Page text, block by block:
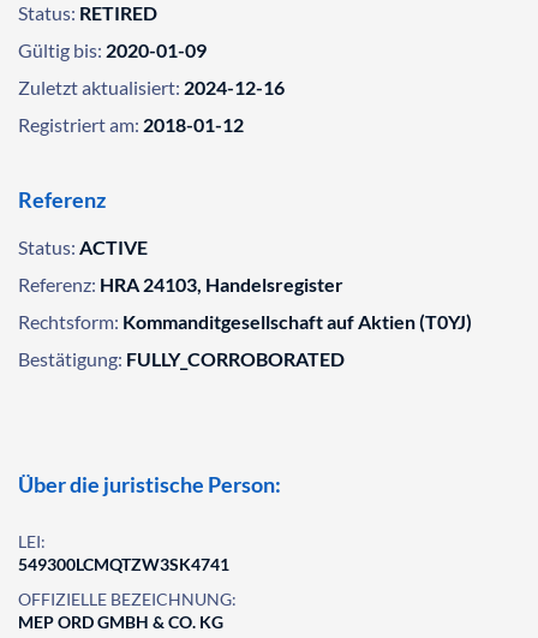
Status: RETIRED
Gültig bis: 2020-01-09
Zuletzt aktualisiert: 2024-12-16
Registriert am: 2018-01-12
Referenz
Status: ACTIVE
Referenz: HRA 24103, Handelsregister
Rechtsform: Kommanditgesellschaft auf Aktien (T0YJ)
Bestätigung: FULLY_CORROBORATED
Über die juristische Person:
LEI:
549300LCMQTZW3SK4741
OFFIZIELLE BEZEICHNUNG:
MEP ORD GMBH & CO. KG